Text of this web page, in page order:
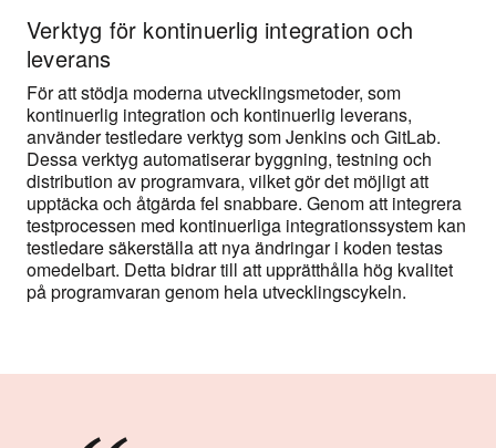
Verktyg för kontinuerlig integration och
leverans
För att stödja moderna utvecklingsmetoder, som
kontinuerlig integration och kontinuerlig leverans,
använder testledare verktyg som Jenkins och GitLab.
Dessa verktyg automatiserar byggning, testning och
distribution av programvara, vilket gör det möjligt att
upptäcka och åtgärda fel snabbare. Genom att integrera
testprocessen med kontinuerliga integrationssystem kan
testledare säkerställa att nya ändringar i koden testas
omedelbart. Detta bidrar till att upprätthålla hög kvalitet
på programvaran genom hela utvecklingscykeln.